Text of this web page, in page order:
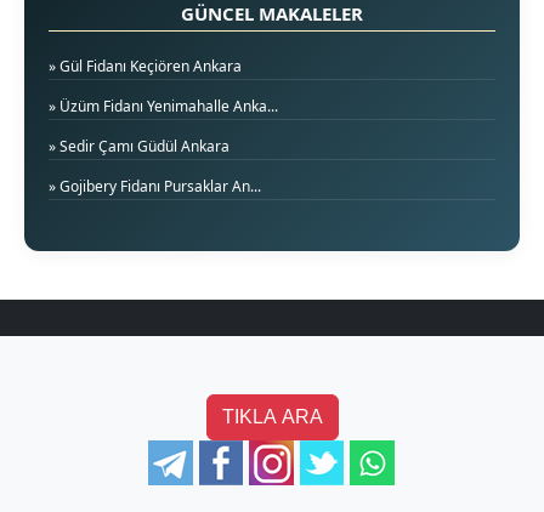
GÜNCEL MAKALELER
» Gül Fidanı Keçiören Ankara
» Üzüm Fidanı Yenimahalle Anka...
» Sedir Çamı Güdül Ankara
» Gojibery Fidanı Pursaklar An...
TIKLA ARA